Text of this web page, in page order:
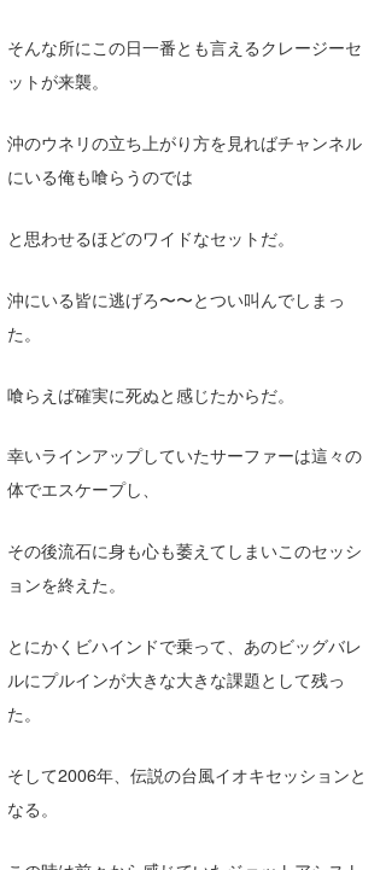
そんな所にこの日一番とも言えるクレージーセ
ットが来襲。
沖のウネリの立ち上がり方を見ればチャンネル
にいる俺も喰らうのでは
と思わせるほどのワイドなセットだ。
沖にいる皆に逃げろ〜〜とつい叫んでしまっ
た。
喰らえば確実に死ぬと感じたからだ。
幸いラインアップしていたサーファーは這々の
体でエスケープし、
その後流石に身も心も萎えてしまいこのセッシ
ョンを終えた。
とにかくビハインドで乗って、あのビッグバレ
ルにプルインが大きな大きな課題として残っ
た。
そして2006年、伝説の台風イオキセッションと
なる。